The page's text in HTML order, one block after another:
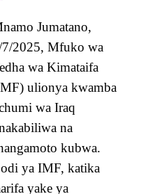
Jumatano,
2025, Mfuko wa
wa Kimataifa
ulionya kwamba
wa Iraq
na
kubwa.
ya IMF, katika
yake ya